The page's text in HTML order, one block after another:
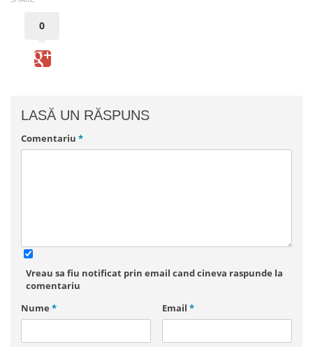
0
LASĂ UN RĂSPUNS
Comentariu *
Vreau sa fiu notificat prin email cand cineva raspunde la
comentariu
Nume * Email *